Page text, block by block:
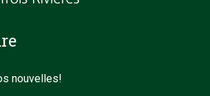
nouvelles!